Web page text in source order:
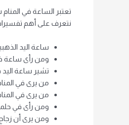
تعتبر الساعة في
نتعرف على أهم
ساعة اليد
ومن رأى ساعة
تشير ساعة اليد
من يرى في
من يرى في
ومن رأى في
ومن يرى أن